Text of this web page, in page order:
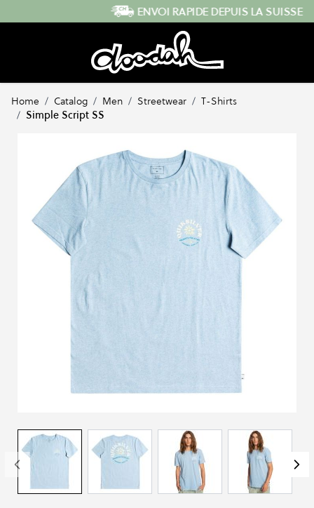
ENVOI RAPIDE DEPUIS LA SUISSE
Home / Catalog / Men / Streetwear / T-Shirts
/ Simple Script SS